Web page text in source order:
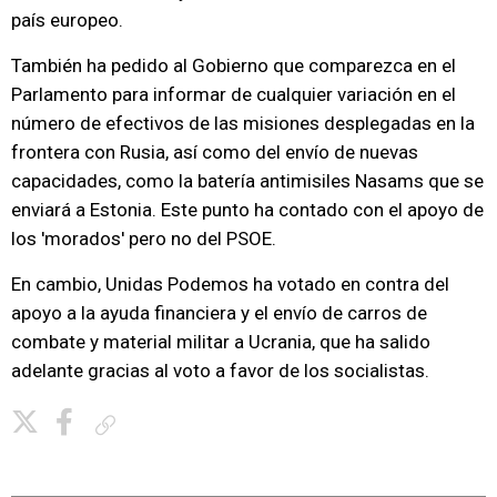
país europeo.
También ha pedido al Gobierno que comparezca en el
Parlamento para informar de cualquier variación en el
número de efectivos de las misiones desplegadas en la
frontera con Rusia, así como del envío de nuevas
capacidades, como la batería antimisiles Nasams que se
enviará a Estonia. Este punto ha contado con el apoyo de
los 'morados' pero no del PSOE.
En cambio, Unidas Podemos ha votado en contra del
apoyo a la ayuda financiera y el envío de carros de
combate y material militar a Ucrania, que ha salido
adelante gracias al voto a favor de los socialistas.